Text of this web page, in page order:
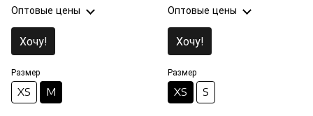
Оптовые цены
Хочу!
Размер
XS M
Оптовые цены
Хочу!
Размер
XS S